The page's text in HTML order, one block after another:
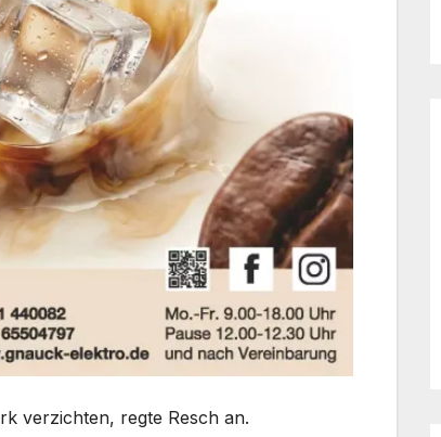
verzichten, regte Resch an.